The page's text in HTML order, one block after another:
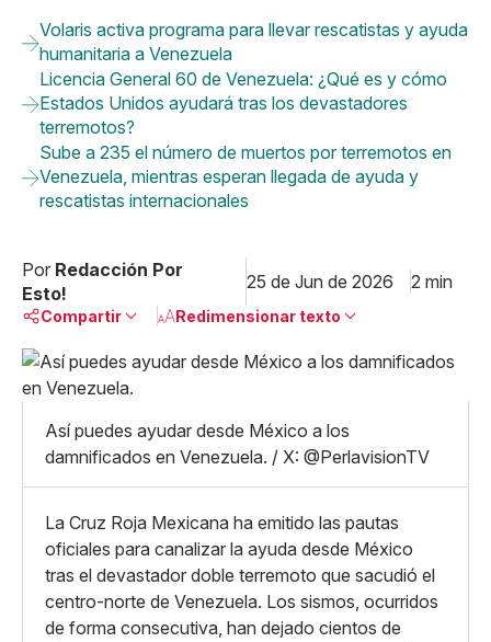
Volaris activa programa para llevar rescatistas y ayuda
humanitaria a Venezuela
Licencia General 60 de Venezuela: ¿Qué es y cómo
Estados Unidos ayudará tras los devastadores
terremotos?
Sube a 235 el número de muertos por terremotos en
Venezuela, mientras esperan llegada de ayuda y
rescatistas internacionales
Por Redacción Por
Esto!
25 de Jun de 2026 2 min
Compartir
Linkedin
X
Whatsapp
Copiar enlace
Redimensionar texto
Grande
Así puedes ayudar desde México a los
damnificados en Venezuela. / X: @PerlavisionTV
La Cruz Roja Mexicana ha emitido las pautas
oficiales para canalizar la ayuda desde México
tras el devastador doble terremoto que sacudió el
centro-norte de Venezuela. Los sismos, ocurridos
de forma consecutiva, han dejado cientos de